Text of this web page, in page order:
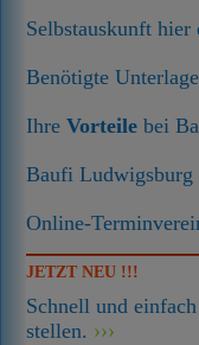
Selbstauskunft hier
Benötigte
IhreVorteile bei
Baufi Ludwigsburg
Online-
JETZT NEU !!!
Schnell und
stellen.